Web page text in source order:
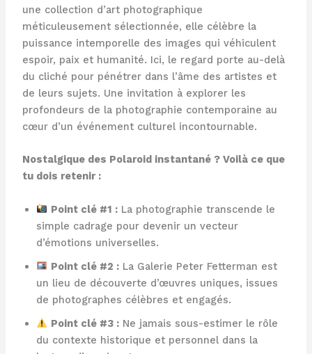
une collection d’art photographique
méticuleusement sélectionnée, elle célèbre la
puissance intemporelle des images qui véhiculent
espoir, paix et humanité. Ici, le regard porte au-delà
du cliché pour pénétrer dans l’âme des artistes et
de leurs sujets. Une invitation à explorer les
profondeurs de la photographie contemporaine au
cœur d’un événement culturel incontournable.
Nostalgique des Polaroid instantané ? Voilà ce que
tu dois retenir :
Point clé #1 : La photographie transcende le
simple cadrage pour devenir un vecteur
d’émotions universelles.
Point clé #2 : La Galerie Peter Fetterman est
un lieu de découverte d’œuvres uniques, issues
de photographes célèbres et engagés.
Point clé #3 : Ne jamais sous-estimer le rôle
du contexte historique et personnel dans la